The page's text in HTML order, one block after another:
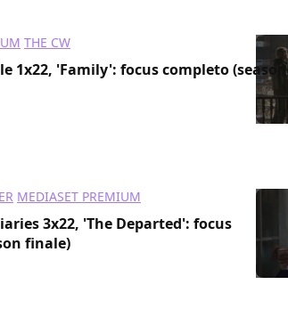
THE CW
1x22, 'Family': focus completo (season
MEDIASET PREMIUM
3x22, 'The Departed': focus
finale)